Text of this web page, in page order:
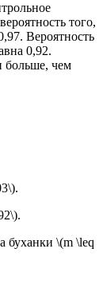
того,
Вероятность
0,92.
больше, чем
буханки \(m \leq